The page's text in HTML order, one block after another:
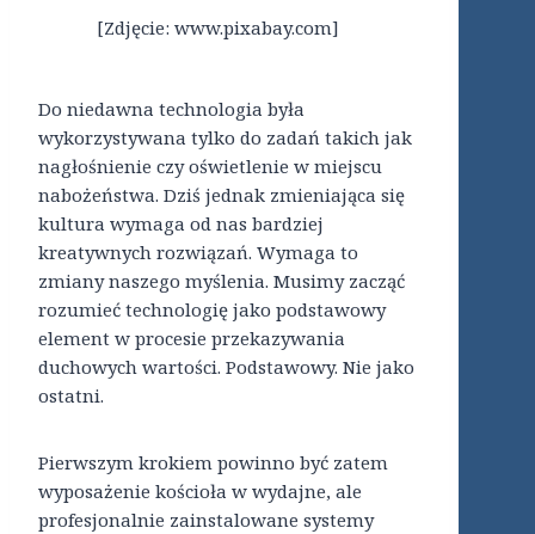
[Zdjęcie: www.pixabay.com]
Do niedawna technologia była
wykorzystywana tylko do zadań takich jak
nagłośnienie czy oświetlenie w miejscu
nabożeństwa. Dziś jednak zmieniająca się
kultura wymaga od nas bardziej
kreatywnych rozwiązań. Wymaga to
zmiany naszego myślenia. Musimy zacząć
rozumieć technologię jako podstawowy
element w procesie przekazywania
duchowych wartości. Podstawowy. Nie jako
ostatni.
Pierwszym krokiem powinno być zatem
wyposażenie kościoła w wydajne, ale
profesjonalnie zainstalowane systemy